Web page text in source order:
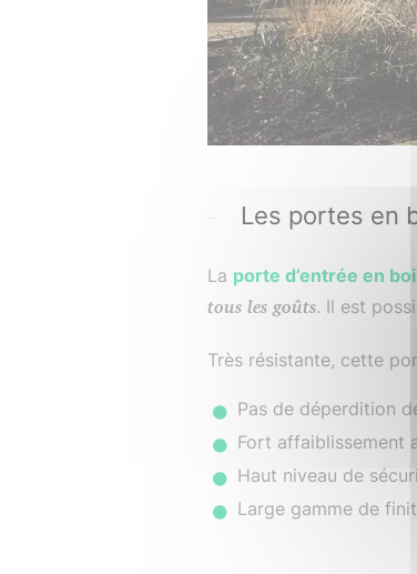
Les portes en
La porte d’entrée en
tous les goûts. Il est
Très résistante, cette
Pas de déperdition
Fort affaiblissement
Haut niveau de
Large gamme de